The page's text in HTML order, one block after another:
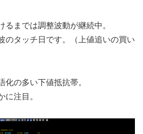
るまでは調整波動が継続中。
タッチ日です。（上値追いの買い
化の多い下値抵抗帯。
注目。